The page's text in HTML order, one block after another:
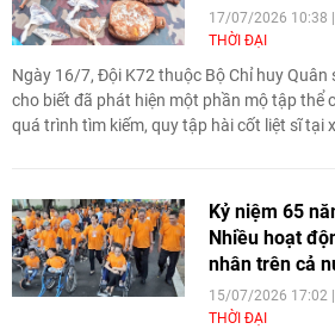
17/07/2026 10:38
THỜI ĐẠI
Ngày 16/7, Đội K72 thuộc Bộ Chỉ huy
cho biết đã phát hiện một phần mộ tập thể
quá trình tìm kiếm, quy tập hài cốt liệt sĩ tại
Kỷ niệm 65
Nhiều hoạt
nhân trên cả
15/07/2026 17:02
THỜI ĐẠI